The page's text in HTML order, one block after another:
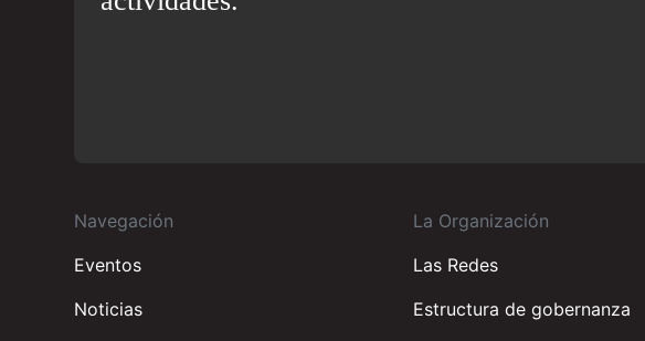
Navegación
Eventos
Noticias
La Organización
Las Redes
Estructura de gobernanza